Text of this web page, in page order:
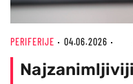
PERIFERIJE 04.06.2026